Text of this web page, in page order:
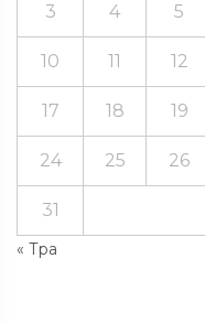
« Тра
3 4 5
10 11 12
17 18 19
24 25 26
31